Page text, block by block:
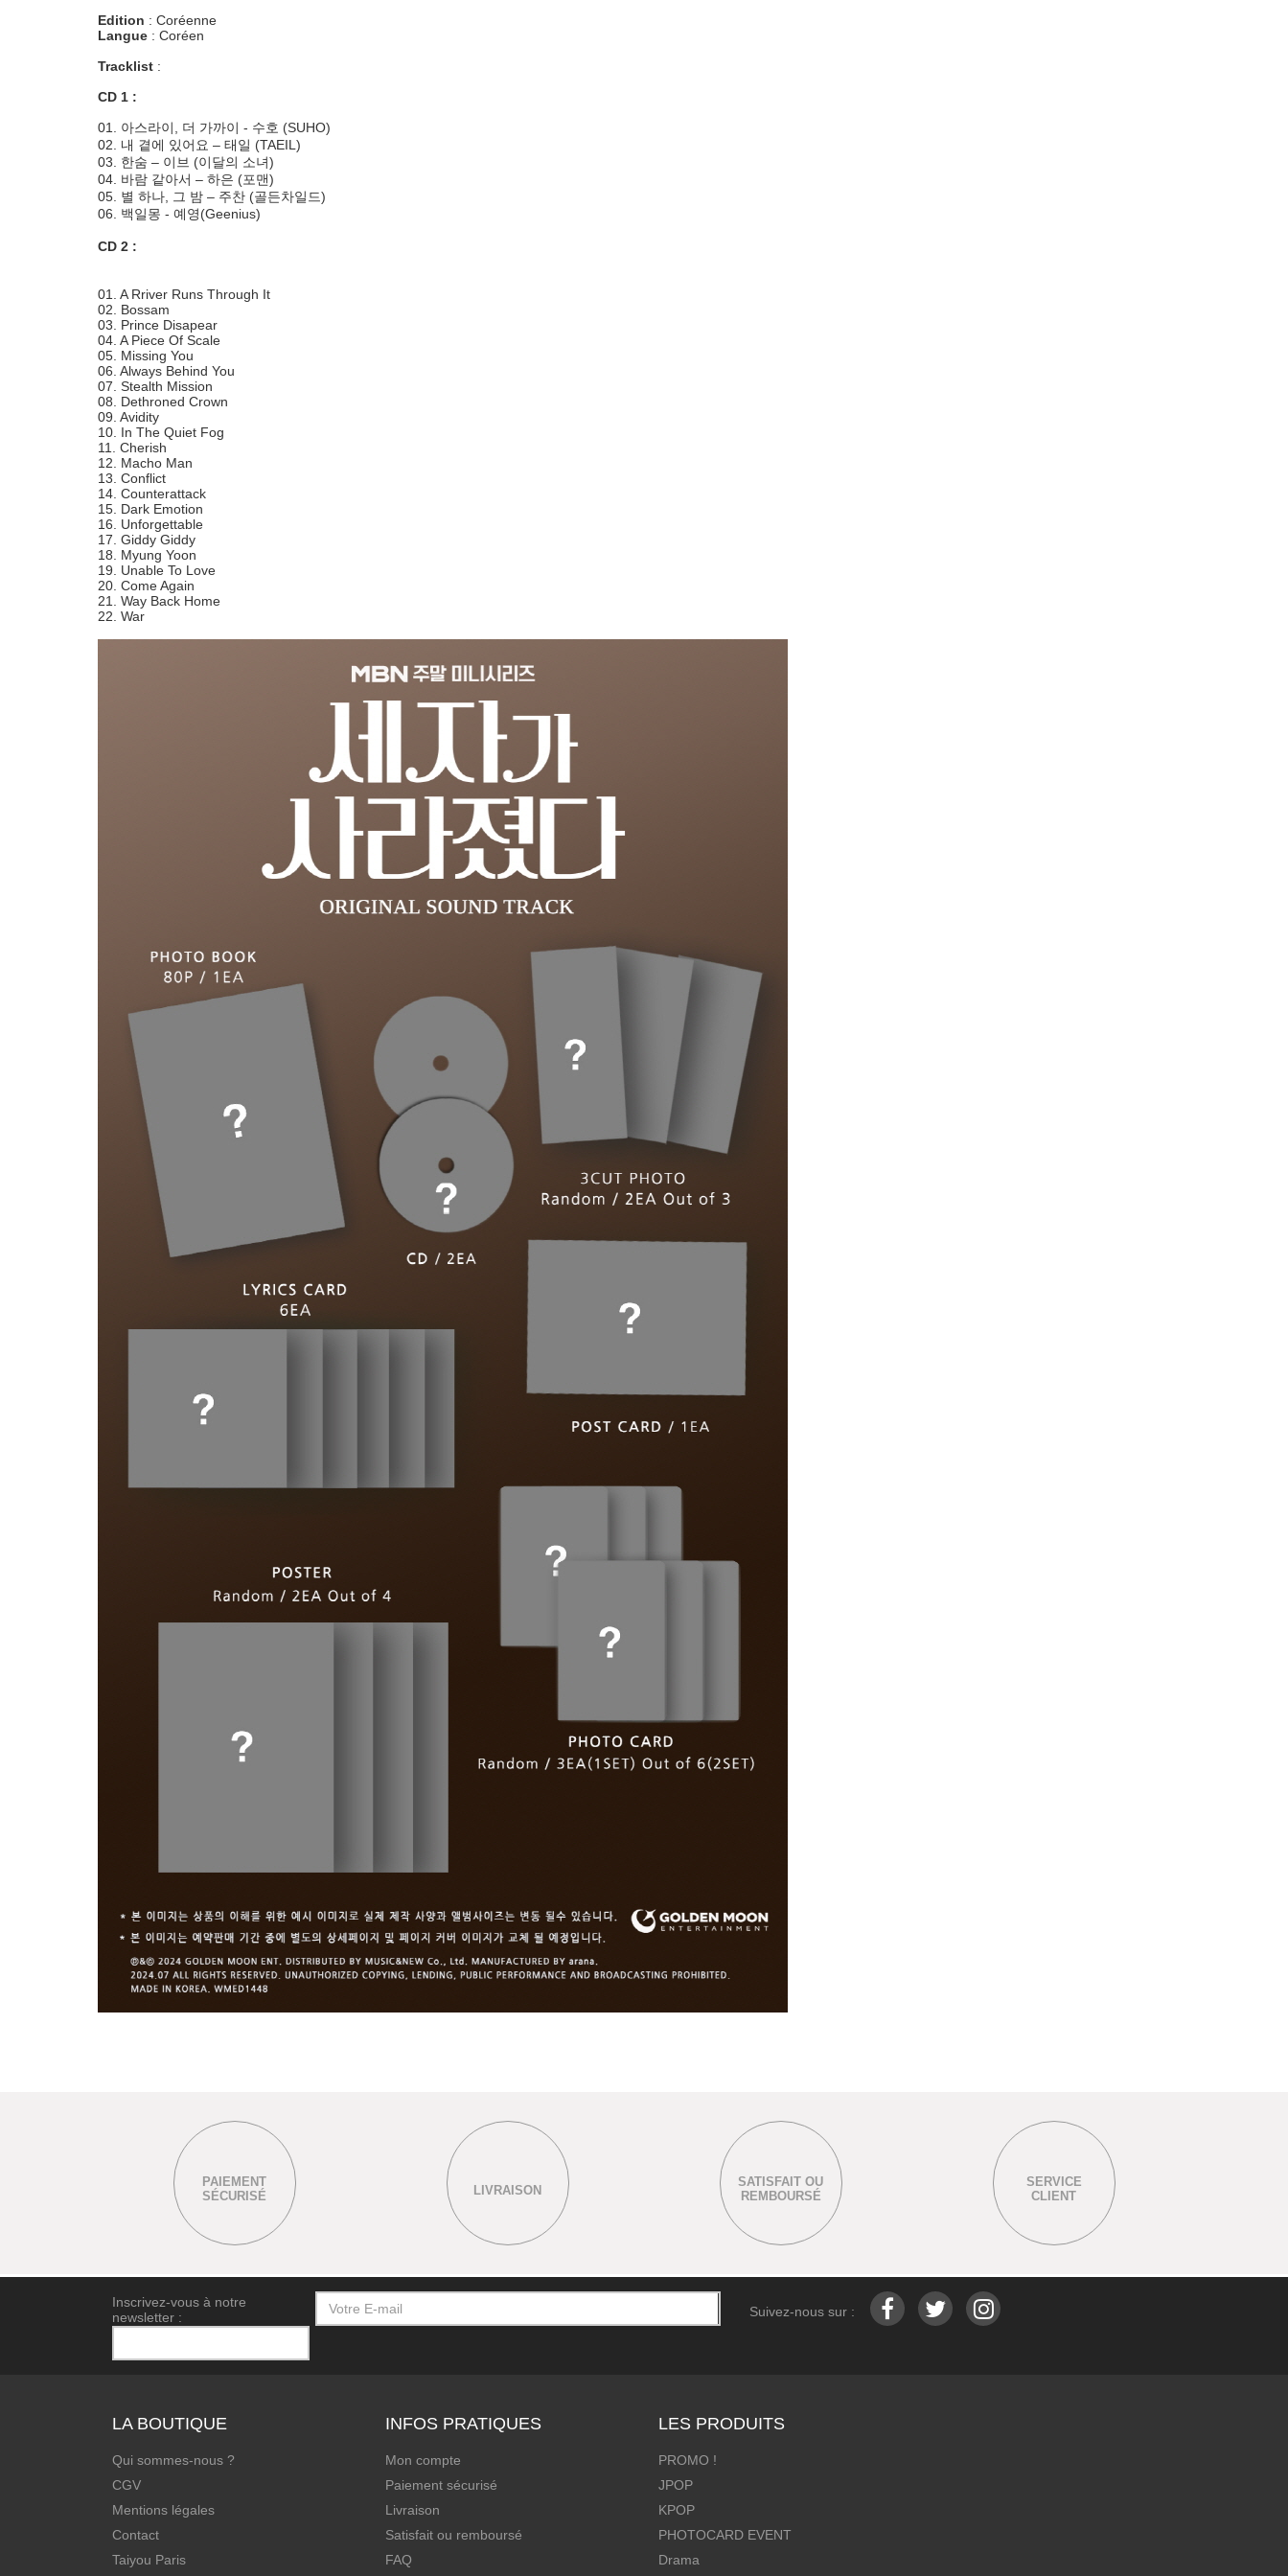
Edition : Coréenne
Langue : Coréen
Tracklist :
CD 1 :
01. 아스라이, 더 가까이 - 수호 (SUHO)
02. 내 곁에 있어요 – 태일 (TAEIL)
03. 한숨 – 이브 (이달의 소녀)
04. 바람 같아서 – 하은 (포맨)
05. 별 하나, 그 밤 – 주찬 (골든차일드)
06. 백일몽 - 예영(Geenius)
CD 2 :
01. A Rriver Runs Through It
02. Bossam
03. Prince Disapear
04. A Piece Of Scale
05. Missing You
06. Always Behind You
07. Stealth Mission
08. Dethroned Crown
09. Avidity
10. In The Quiet Fog
11. Cherish
12. Macho Man
13. Conflict
14. Counterattack
15. Dark Emotion
16. Unforgettable
17. Giddy Giddy
18. Myung Yoon
19. Unable To Love
20. Come Again
21. Way Back Home
22. War
PAIEMENT
SÉCURISÉ
LIVRAISON
SATISFAIT OU
REMBOURSÉ
SERVICE
CLIENT
Inscrivez-vous à notre
newsletter :
Suivez-nous sur :
LA BOUTIQUE
Qui sommes-nous ?
CGV
Mentions légales
Contact
Taiyou Paris
INFOS PRATIQUES
Mon compte
Paiement sécurisé
Livraison
Satisfait ou remboursé
FAQ
LES PRODUITS
PROMO !
JPOP
KPOP
PHOTOCARD EVENT
Drama